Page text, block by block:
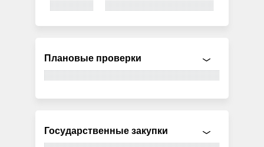
Плановые проверки
Государственные закупки